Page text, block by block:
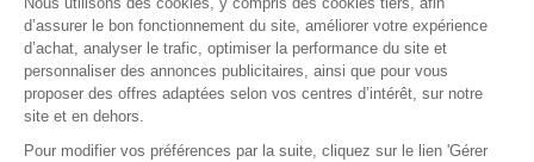
d’assurer le bon fonctionnement du site, améliorer votre expérience
d’achat, analyser le trafic, optimiser la performance du site et
personnaliser des annonces publicitaires, ainsi que pour vous
proposer des offres adaptées selon vos centres d’intérêt, sur notre
site et en dehors.
Pour modifier vos préférences par la suite, cliquez sur le lien 'Gérer